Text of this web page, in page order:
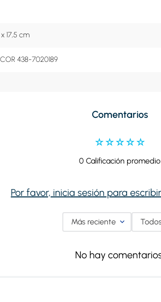
17,5 cm
438-7020189
Comentarios
☆☆☆☆☆
0 Calificación promedio
Por favor, inicia sesión para
Más reciente
No hay